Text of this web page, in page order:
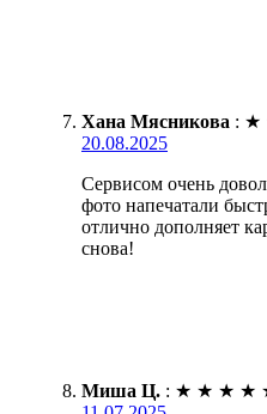
Хана Мясникова : ★
20.08.2025
Сервисом очень
фото напечатали
отлично дополняет
снова!
Миша Ц. : ★ ★ ★ ★